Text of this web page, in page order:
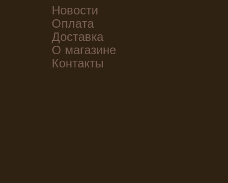
Новости
Оплата
Доставка
О магазине
Контакты